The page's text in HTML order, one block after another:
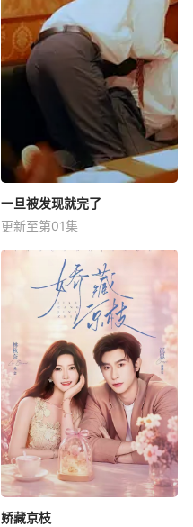
一旦被发现就完了
更新至第01集
娇藏京枝